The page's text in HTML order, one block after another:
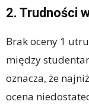
2. Trudności
Brak oceny 1
między
oznacza, że
ocena